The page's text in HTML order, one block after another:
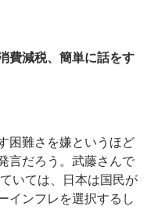
費減税、簡単に話をす
難さを嫌というほど
言だろう。武藤さんで
いては、日本は国民が
インフレを選択するし